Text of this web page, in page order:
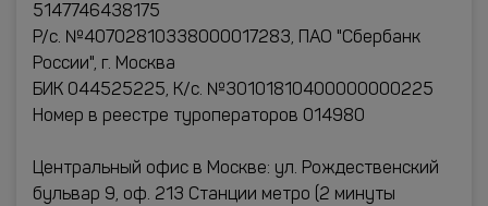
5147746438175
Р/с. №40702810338000017283, ПАО "Сбербанк
России", г. Москва
БИК 044525225, К/с. №30101810400000000225
Номер в реестре туроператоров 014980
Центральный офис в Москве: ул. Рождественский
бульвар 9, оф. 213 Станции метро (2 минуты